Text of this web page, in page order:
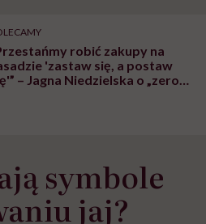
robić zakupy na
'zastaw się, a postaw
– Jagna Niedzielska o „zero
symbole
jaj?